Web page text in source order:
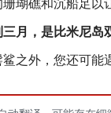
珊瑚礁和沉船足以
月，是比米尼岛
之外，您还可能